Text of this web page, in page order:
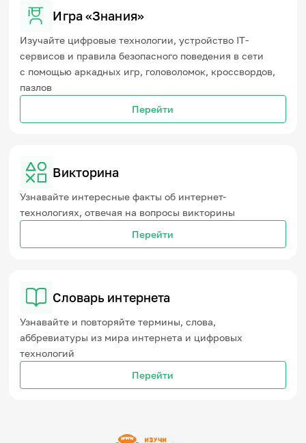
Игра «Знания»
Изучайте цифровые технологии, устройство IT-
сервисов и правила безопасного поведения в сети
с помощью аркадных игр, головоломок, кроссвордов,
пазлов
Перейти
Викторина
Узнавайте интересные факты об интернет-
технологиях, отвечая на вопросы викторины
Перейти
Словарь интернета
Узнавайте и повторяйте термины, слова,
аббревиатуры из мира интернета и цифровых
технологий
Перейти